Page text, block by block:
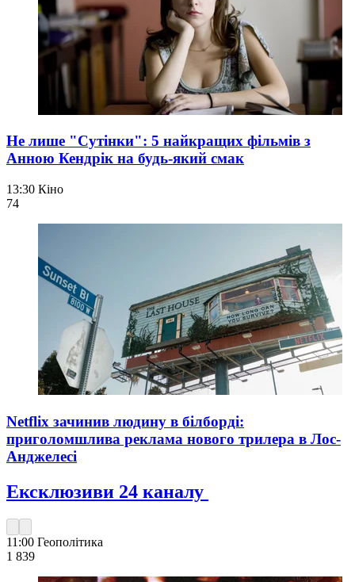
Не лише "Сутінки": 5 найкращих фільмів з
Анною Кендрік на будь-який смак
13:30 Кіно
74
Netflix зачинив людину в білборді:
приголомшлива реклама нового трилера в Лос-
Анджелесі
Ексклюзиви 24 каналу
11:00 Геополітика
1 839